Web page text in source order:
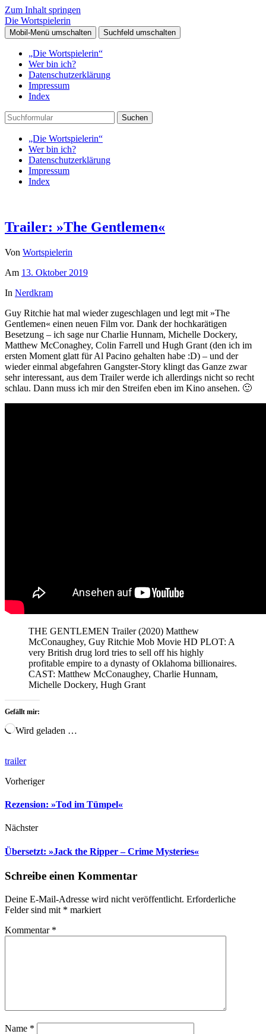
Zum Inhalt springen
Die Wortspielerin
Mobil-Menü umschalten Suchfeld umschalten
„Die Wortspielerin“
Wer bin ich?
Datenschutzerklärung
Impressum
Index
Suchen
„Die Wortspielerin“
Wer bin ich?
Datenschutzerklärung
Impressum
Index
Trailer: »The Gentlemen«
Von Wortspielerin
Am 13. Oktober 2019
In Nerdkram
Guy Ritchie hat mal wieder zugeschlagen und legt mit »The
Gentlemen« einen neuen Film vor. Dank der hochkarätigen
Besetzung – ich sage nur Charlie Hunnam, Michelle Dockery,
Matthew McConaghey, Colin Farrell und Hugh Grant (den ich im
ersten Moment glatt für Al Pacino gehalten habe :D) – und der
wieder einmal abgefahren Gangster-Story klingt das Ganze zwar
sehr interessant, aus dem Trailer werde ich allerdings nicht so recht
schlau. Dann muss ich mir den Streifen eben im Kino ansehen. 🙂
THE GENTLEMEN Trailer (2020) Matthew
McConaughey, Guy Ritchie Mob Movie HD PLOT: A
very British drug lord tries to sell off his highly
profitable empire to a dynasty of Oklahoma billionaires.
CAST: Matthew McConaughey, Charlie Hunnam,
Michelle Dockery, Hugh Grant
Gefällt mir:
Wird geladen …
trailer
Vorheriger
Rezension: »Tod im Tümpel«
Nächster
Übersetzt: »Jack the Ripper – Crime Mysteries«
Schreibe einen Kommentar
Deine E-Mail-Adresse wird nicht veröffentlicht. Erforderliche
Felder sind mit * markiert
Kommentar *
Name *